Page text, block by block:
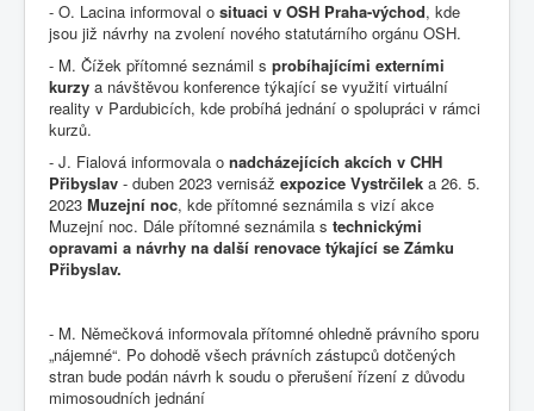
- O. Lacina informoval o situaci v OSH Praha-východ, kde
jsou již návrhy na zvolení nového statutárního orgánu OSH.
- M. Čížek přítomné seznámil s probíhajícími externími
kurzy a návštěvou konference týkající se využití virtuální
reality v Pardubicích, kde probíhá jednání o spolupráci v rámci
kurzů.
- J. Fialová informovala o nadcházejících akcích v CHH
Přibyslav - duben 2023 vernisáž expozice Vystrčilek a 26. 5.
2023 Muzejní noc, kde přítomné seznámila s vizí akce
Muzejní noc. Dále přítomné seznámila s technickými
opravami a návrhy na další renovace týkající se Zámku
Přibyslav.
- M. Němečková informovala přítomné ohledně právního sporu
„nájemné“. Po dohodě všech právních zástupců dotčených
stran bude podán návrh k soudu o přerušení řízení z důvodu
mimosoudních jednání